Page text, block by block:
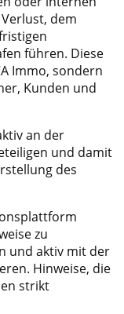
dem
führen. Diese
Immo, sondern
Kunden und
an der
und damit
des
zu
und aktiv mit der
Hinweise, die
strikt